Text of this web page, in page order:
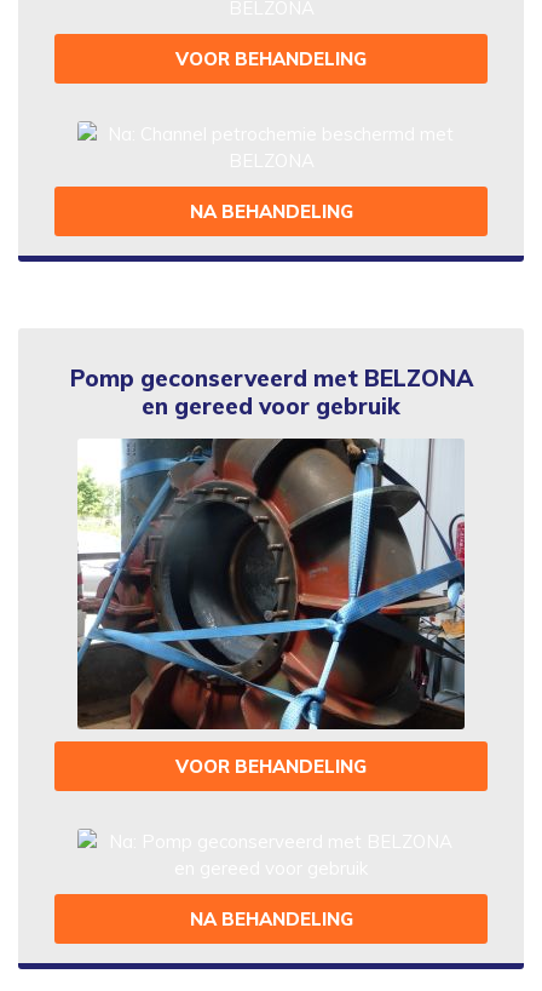
VOOR BEHANDELING
NA BEHANDELING
Pomp geconserveerd met BELZONA
en gereed voor gebruik
VOOR BEHANDELING
NA BEHANDELING